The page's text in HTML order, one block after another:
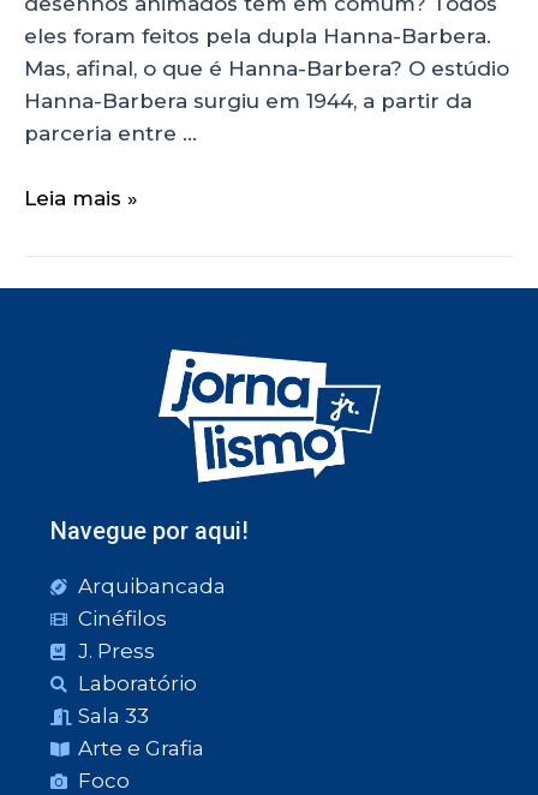
eles foram feitos pela dupla Hanna-Barbera.
Mas, afinal, o que é Hanna-Barbera? O estúdio
Hanna-Barbera surgiu em 1944, a partir da
parceria entre …
Leia mais »
Navegue por aqui!
Arquibancada
Cinéfilos
J. Press
Laboratório
Sala 33
Arte e Grafia
Foco